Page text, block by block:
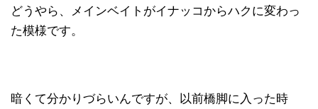
どうやら、メインベイトがイナッコからハクに変わっ
た模様です。
暗くて分かりづらいんですが、以前橋脚に入った時